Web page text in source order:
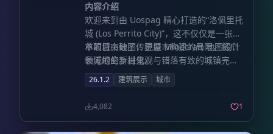
内容介绍
欢迎来到由 Uospag 精心打造的“洛佩里托
城 (Los Perrito City)”，这不仅仅是一张简
单的城市地图，更是 Minecraft 地图设计
领域的全新进化。
本项目突破了传统城市构建的局限，将广
袤无垠的乡村景观与错落有致的城镇完美
融合，构建出了一个仿佛真实存在的完整
国家版图。在这里，你既能感受繁华都市
的建筑美学，也能在宁静的田野与小镇间
自由穿梭。无论是对于追求极致空间感的
26.1.2 建筑展示 城市
4,082 1